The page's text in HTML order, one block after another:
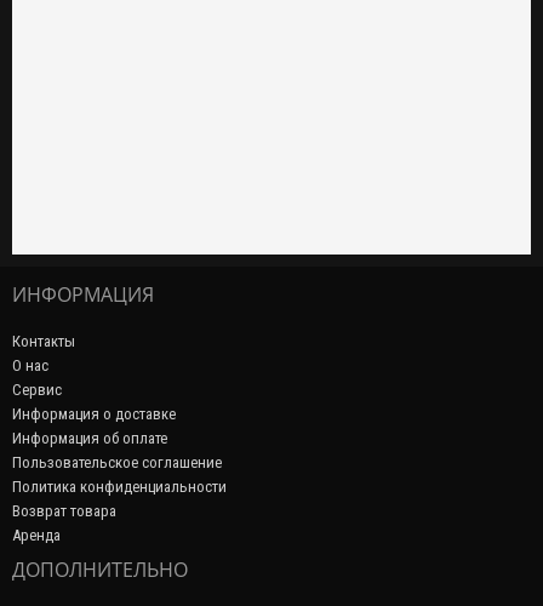
ИНФОРМАЦИЯ
Контакты
О нас
Сервис
Информация о доставке
Информация об оплате
Пользовательское соглашение
Политика конфиденциальности
Возврат товара
Аренда
ДОПОЛНИТЕЛЬНО